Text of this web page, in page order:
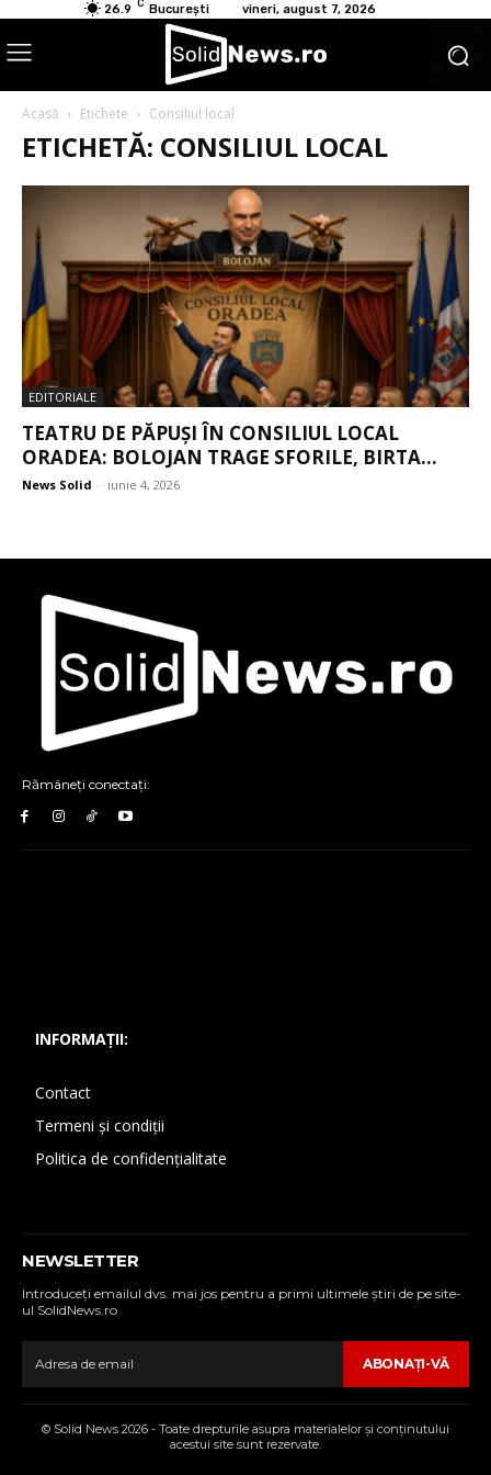
26.9 C București vineri, august 7, 2026
Acasă Etichete Consiliul local
ETICHETĂ: CONSILIUL LOCAL
EDITORIALE
TEATRU DE PĂPUȘI ÎN CONSILIUL LOCAL
ORADEA: BOLOJAN TRAGE SFORILE, BIRTA...
News Solid - iunie 4, 2026
Rămâneți conectați:
INFORMAȚII:
Contact
Termeni și condiții
Politica de confidențialitate
NEWSLETTER
Introduceţi emailul dvs. mai jos pentru a primi ultimele ştiri de pe site-
ul SolidNews.ro
ABONAŢI-VĂ
© Solid News 2026 - Toate drepturile asupra materialelor şi conţinutului
acestui site sunt rezervate.